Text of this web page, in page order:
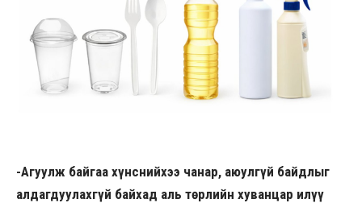
-Агуулж байгаа хүнснийхээ чанар, аюулгүй байдлыг
алдагдуулахгүй байхад аль төрлийн хуванцар илүү